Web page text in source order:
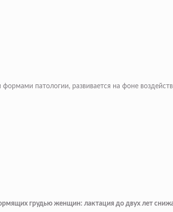
патологии, развивается на фоне
грудью женщин: лактация до двух лет